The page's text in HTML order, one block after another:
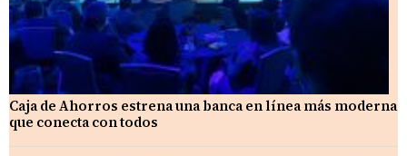
Caja de Ahorros estrena una banca en línea más moderna
que conecta con todos